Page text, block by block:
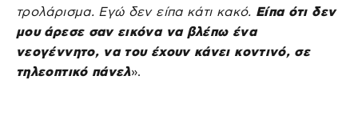
τρολάρισμα. Εγώ δεν είπα κάτι κακό. Είπα ότι δεν
μου άρεσε σαν εικόνα να βλέπω ένα
νεογέννητο, να του έχουν κάνει κοντινό, σε
τηλεοπτικό πάνελ».